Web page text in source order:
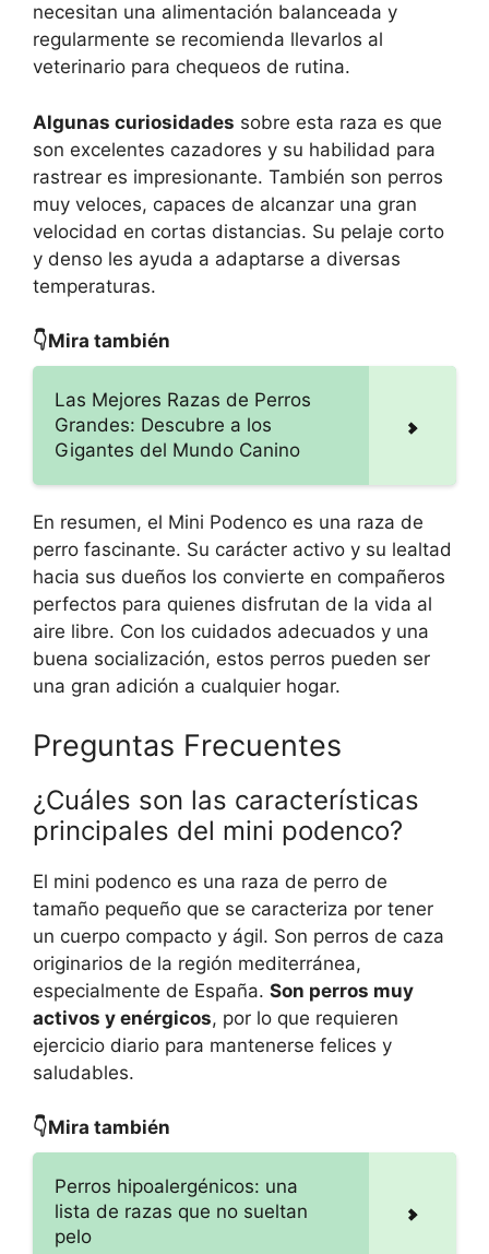
necesitan una alimentación balanceada y
regularmente se recomienda llevarlos al
veterinario para chequeos de rutina.
Algunas curiosidades sobre esta raza es que
son excelentes cazadores y su habilidad para
rastrear es impresionante. También son perros
muy veloces, capaces de alcanzar una gran
velocidad en cortas distancias. Su pelaje corto
y denso les ayuda a adaptarse a diversas
temperaturas.
👇Mira también
Las Mejores Razas de Perros
Grandes: Descubre a los
Gigantes del Mundo Canino
En resumen, el Mini Podenco es una raza de
perro fascinante. Su carácter activo y su lealtad
hacia sus dueños los convierte en compañeros
perfectos para quienes disfrutan de la vida al
aire libre. Con los cuidados adecuados y una
buena socialización, estos perros pueden ser
una gran adición a cualquier hogar.
Preguntas Frecuentes
¿Cuáles son las características
principales del mini podenco?
El mini podenco es una raza de perro de
tamaño pequeño que se caracteriza por tener
un cuerpo compacto y ágil. Son perros de caza
originarios de la región mediterránea,
especialmente de España. Son perros muy
activos y enérgicos, por lo que requieren
ejercicio diario para mantenerse felices y
saludables.
👇Mira también
Perros hipoalergénicos: una
lista de razas que no sueltan
pelo